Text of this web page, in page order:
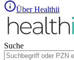
Über Healthii
Suche